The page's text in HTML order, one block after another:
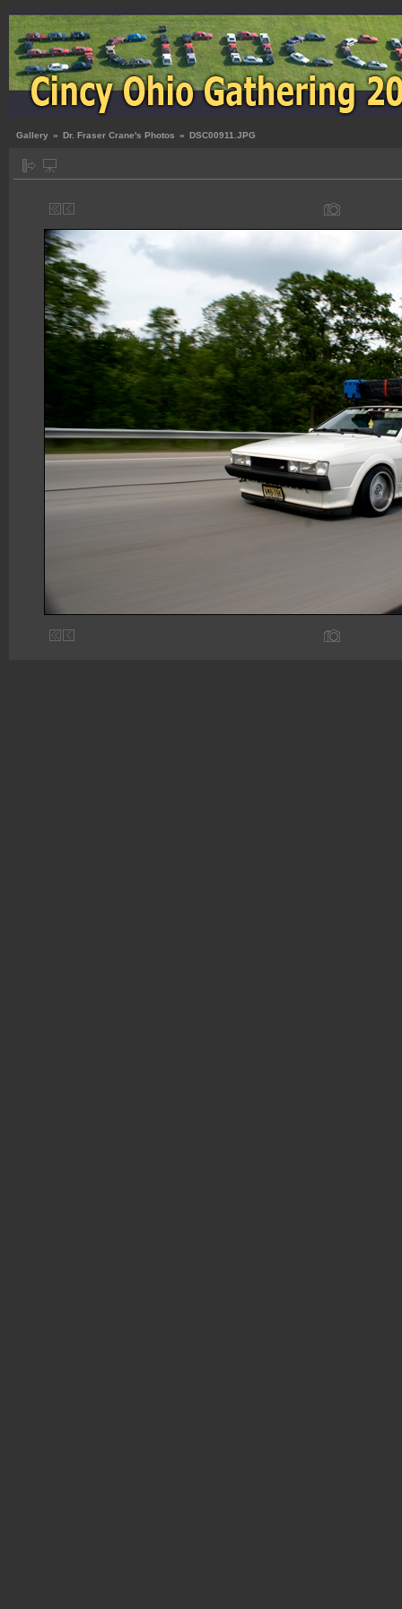
Gallery » Dr. Fraser Crane's Photos » DSC00911.JPG